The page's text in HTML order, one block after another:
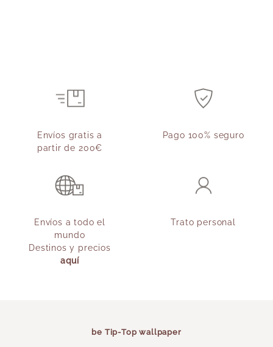
Envíos gratis a
partir de 200€
Pago 100% seguro
Envíos a todo el
mundo
Destinos y precios
aquí
Trato personal
be Tip-Top wallpaper